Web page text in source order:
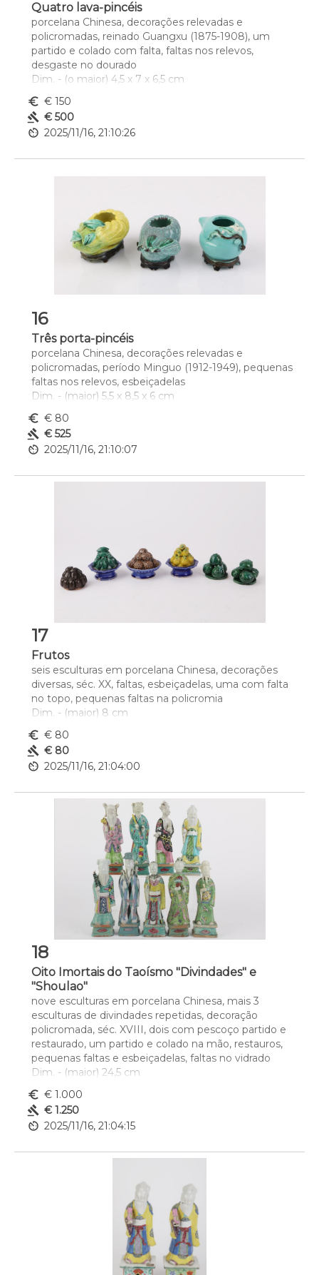
Quatro lava-pincéis
porcelana Chinesa, decorações relevadas e
policromadas, reinado Guangxu (1875-1908), um
partido e colado com falta, faltas nos relevos,
desgaste no dourado
Dim. - (o maior) 4,5 x 7 x 6,5 cm
euro_symbol € 150
gavel € 500
av_timer 2025/11/16, 21:10:26
16
Três porta-pincéis
porcelana Chinesa, decorações relevadas e
policromadas, período Minguo (1912-1949), pequenas
faltas nos relevos, esbeiçadelas
Dim. - (maior) 5,5 x 8,5 x 6 cm
euro_symbol € 80
gavel € 525
av_timer 2025/11/16, 21:10:07
17
Frutos
seis esculturas em porcelana Chinesa, decorações
diversas, séc. XX, faltas, esbeiçadelas, uma com falta
no topo, pequenas faltas na policromia
Dim. - (maior) 8 cm
euro_symbol € 80
gavel € 80
av_timer 2025/11/16, 21:04:00
18
Oito Imortais do Taoísmo "Divindades" e
"Shoulao"
nove esculturas em porcelana Chinesa, mais 3
esculturas de divindades repetidas, decoração
policromada, séc. XVIII, dois com pescoço partido e
restaurado, um partido e colado na mão, restauros,
pequenas faltas e esbeiçadelas, faltas no vidrado
Dim. - (maior) 24,5 cm
euro_symbol € 1.000
gavel € 1.250
av_timer 2025/11/16, 21:04:15